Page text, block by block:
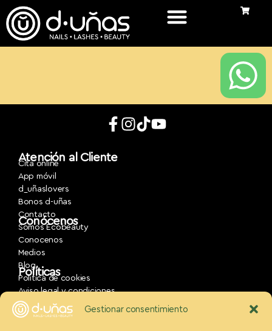
Gestionar consentimiento
Atención al Cliente
Cita online
App móvil
d_uñaslovers
Bonos d-uñas
Contacto
Conócenos
Somos Ecobeauty
Conocenos
Medios
Blog
Políticas
Politica de cookies
Aviso legal y condiciones
Política de privacidad